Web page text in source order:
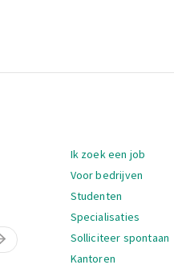
Navigatie
Ik zoek een job
Voor bedrijven
Studenten
Specialisaties
Solliciteer spontaan
Kantoren